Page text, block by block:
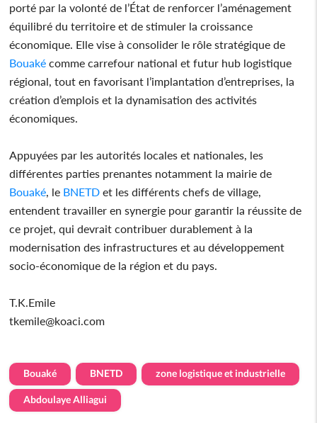
porté par la volonté de l’État de renforcer l’aménagement
équilibré du territoire et de stimuler la croissance
économique. Elle vise à consolider le rôle stratégique de
Bouaké comme carrefour national et futur hub logistique
régional, tout en favorisant l’implantation d’entreprises, la
création d’emplois et la dynamisation des activités
économiques.
Appuyées par les autorités locales et nationales, les
différentes parties prenantes notamment la mairie de
Bouaké, le BNETD et les différents chefs de village,
entendent travailler en synergie pour garantir la réussite de
ce projet, qui devrait contribuer durablement à la
modernisation des infrastructures et au développement
socio-économique de la région et du pays.
T.K.Emile
tkemile@koaci.com
Bouaké BNETD zone logistique et industrielle
Abdoulaye Alliagui